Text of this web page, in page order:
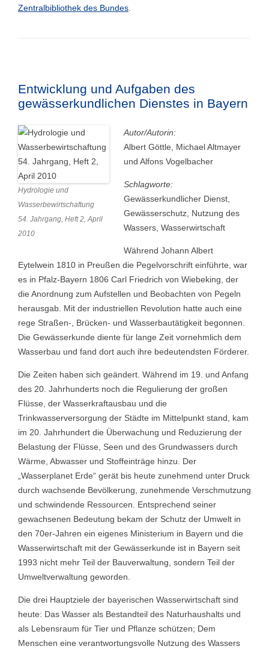
Zentralbibliothek des Bundes
Entwicklung und Aufgaben des
gewässerkundlichen Dienstes in Bayern
Hydrologie und
Wasserbewirtschaftung
54. Jahrgang, Heft 2, April
2010
Autor/Autorin:
Albert Göttle, Michael Altmayer
und Alfons Vogelbacher
Schlagworte:
Gewässerkundlicher Dienst,
Gewässerschutz, Nutzung des
Wassers, Wasserwirtschaft
Während Johann Albert
Eytelwein 1810 in Preußen die Pegelvorschrift einführte, war
es in Pfalz-Bayern 1806 Carl Friedrich von Wiebeking, der
die Anordnung zum Aufstellen und Beobachten von Pegeln
herausgab. Mit der industriellen Revolution hatte auch eine
rege Straßen-, Brücken- und Wasserbautätigkeit begonnen.
Die Gewässerkunde diente für lange Zeit vornehmlich dem
Wasserbau und fand dort auch ihre bedeutendsten Förderer.
Die Zeiten haben sich geändert. Während im 19. und Anfang
des 20. Jahrhunderts noch die Regulierung der großen
Flüsse, der Wasserkraftausbau und die
Trinkwasserversorgung der Städte im Mittelpunkt stand, kam
im 20. Jahrhundert die Überwachung und Reduzierung der
Belastung der Flüsse, Seen und des Grundwassers durch
Wärme, Abwasser und Stoffeinträge hinzu. Der
„Wasserplanet Erde“ gerät bis heute zunehmend unter Druck
durch wachsende Bevölkerung, zunehmende Verschmutzung
und schwindende Ressourcen. Entsprechend seiner
gewachsenen Bedeutung bekam der Schutz der Umwelt in
den 70er-Jahren ein eigenes Ministerium in Bayern und die
Wasserwirtschaft mit der Gewässerkunde ist in Bayern seit
1993 nicht mehr Teil der Bauverwaltung, sondern Teil der
Umweltverwaltung geworden.
Die drei Hauptziele der bayerischen Wasserwirtschaft sind
heute: Das Wasser als Bestandteil des Naturhaushalts und
als Lebensraum für Tier und Pflanze schützen; Dem
Menschen eine verantwortungsvolle Nutzung des Wassers